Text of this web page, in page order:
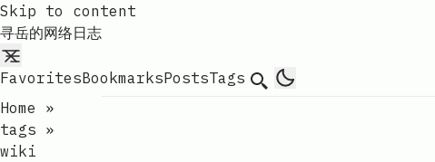
Skip to content
寻岳的网络日志
FavoritesBookmarksPostsTags Search
Home
»
tags »
wiki